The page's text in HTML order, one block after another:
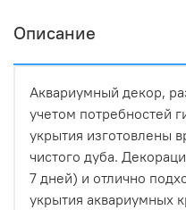
Описание
Аквариумный декор,
учетом потребностей
укрытия изготовлены
чистого дуба.
7 дней) и отлично
укрытия аквариумных